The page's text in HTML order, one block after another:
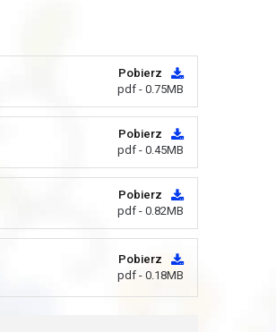
Pobierz
pdf - 0.75MB
Pobierz
pdf - 0.45MB
Pobierz
pdf - 0.82MB
Pobierz
pdf - 0.18MB